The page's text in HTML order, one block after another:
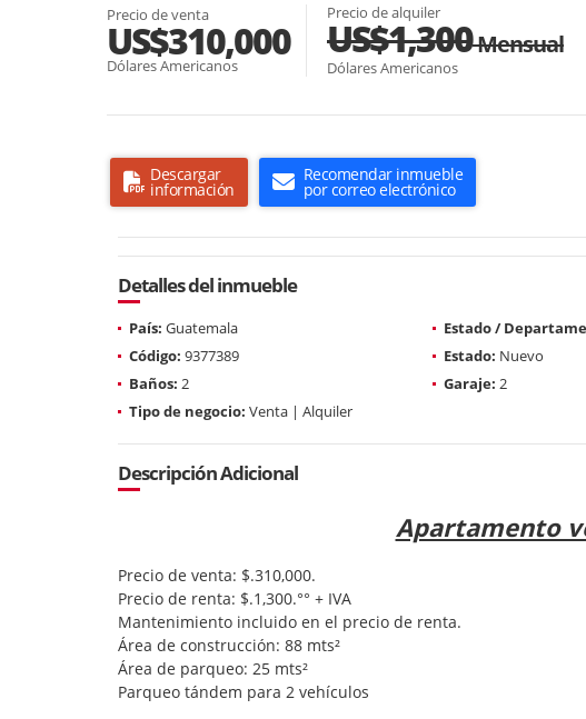
Precio de venta
US$310,000
Dólares Americanos
Precio de alquiler
US$1,300Mensual
Dólares Americanos
Descargar
información
Recomendar inmueble
por correo electrónico
Detalles del inmueble
País: Guatemala Estado /
Código: 9377389 Estado: Nuevo
Baños: 2 Garaje: 2
Tipo de negocio: Venta | Alquiler
Descripción Adicional
Apartamento
Precio de venta: $.310,000.
Precio de renta: $.1,300.°° + IVA
Mantenimiento incluido en el precio de renta.
Área de construcción: 88 mts²
Área de parqueo: 25 mts²
Parqueo tándem para 2 vehículos